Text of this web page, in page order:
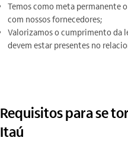
Temos como meta
com nossos fornecedores;
Valorizamos o cumprimento da
devem estar presentes no
Requisitos para se
Itaú